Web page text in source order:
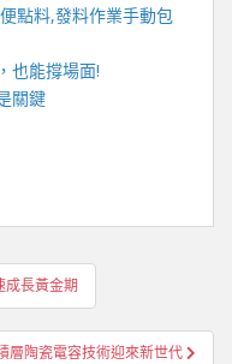
便點料,發料作業手動包
，也能撐場面!
關鍵
成長黃金期
層陶瓷電容技術迎來新世代